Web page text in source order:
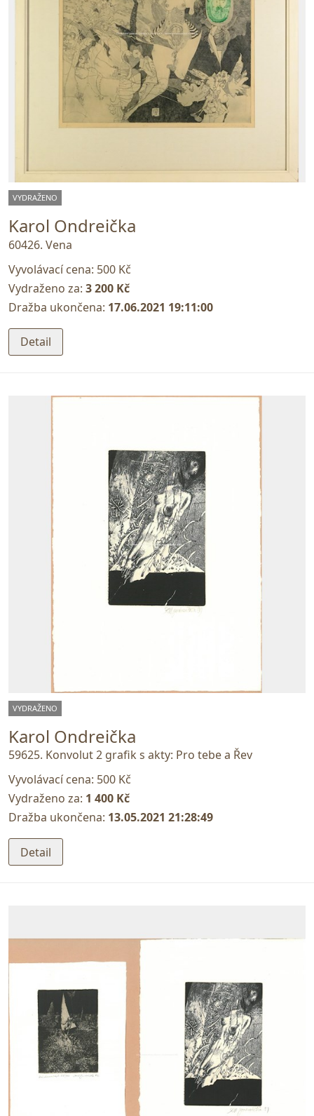
VYDRAŽENO
Karol Ondreička
60426. Vena
Vyvolávací cena: 500 Kč
Vydraženo za: 3 200 Kč
Dražba ukončena: 17.06.2021 19:11:00
Detail
VYDRAŽENO
Karol Ondreička
59625. Konvolut 2 grafik s akty: Pro tebe a Řev
Vyvolávací cena: 500 Kč
Vydraženo za: 1 400 Kč
Dražba ukončena: 13.05.2021 21:28:49
Detail